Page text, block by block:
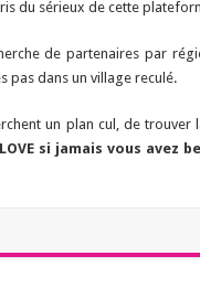
du sérieux de cette
de partenaires par
pas dans un village reculé.
un plan cul, de trouver
si jamais vous avez